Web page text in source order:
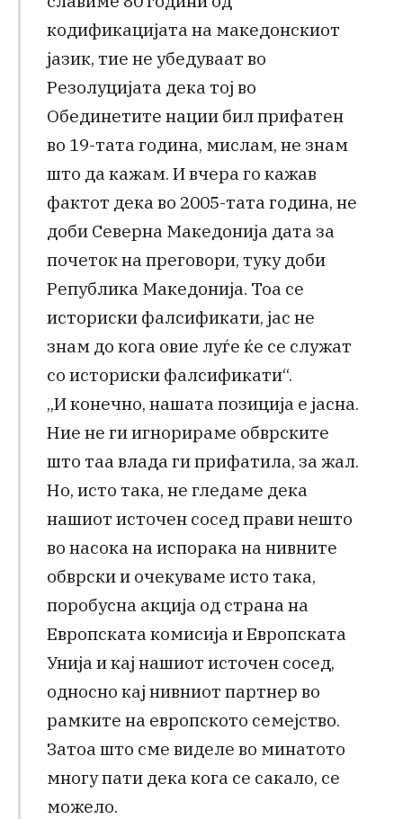
кодификацијата на македонскиот
јазик, тие не убедуваат во
Резолуцијата дека тој во
Обединетите нации бил прифатен
во 19-тата година, мислам, не знам
што да кажам. И вчера го кажав
фактот дека во 2005-тата година, не
доби Северна Македонија дата за
почеток на преговори, туку доби
Република Македонија. Тоа се
историски фалсификати, јас не
знам до кога овие луѓе ќе се служат
со историски фалсификати“.
„И конечно, нашата позиција е јасна.
Ние не ги игнорираме обврските
што таа влада ги прифатила, за жал.
Но, исто така, не гледаме дека
нашиот источен сосед прави нешто
во насока на испорака на нивните
обврски и очекуваме исто така,
поробусна акција од страна на
Европската комисија и Европската
Унија и кај нашиот источен сосед,
односно кај нивниот партнер во
рамките на европското семејство.
Затоа што сме виделе во минатото
многу пати дека кога се сакало, се
можело.